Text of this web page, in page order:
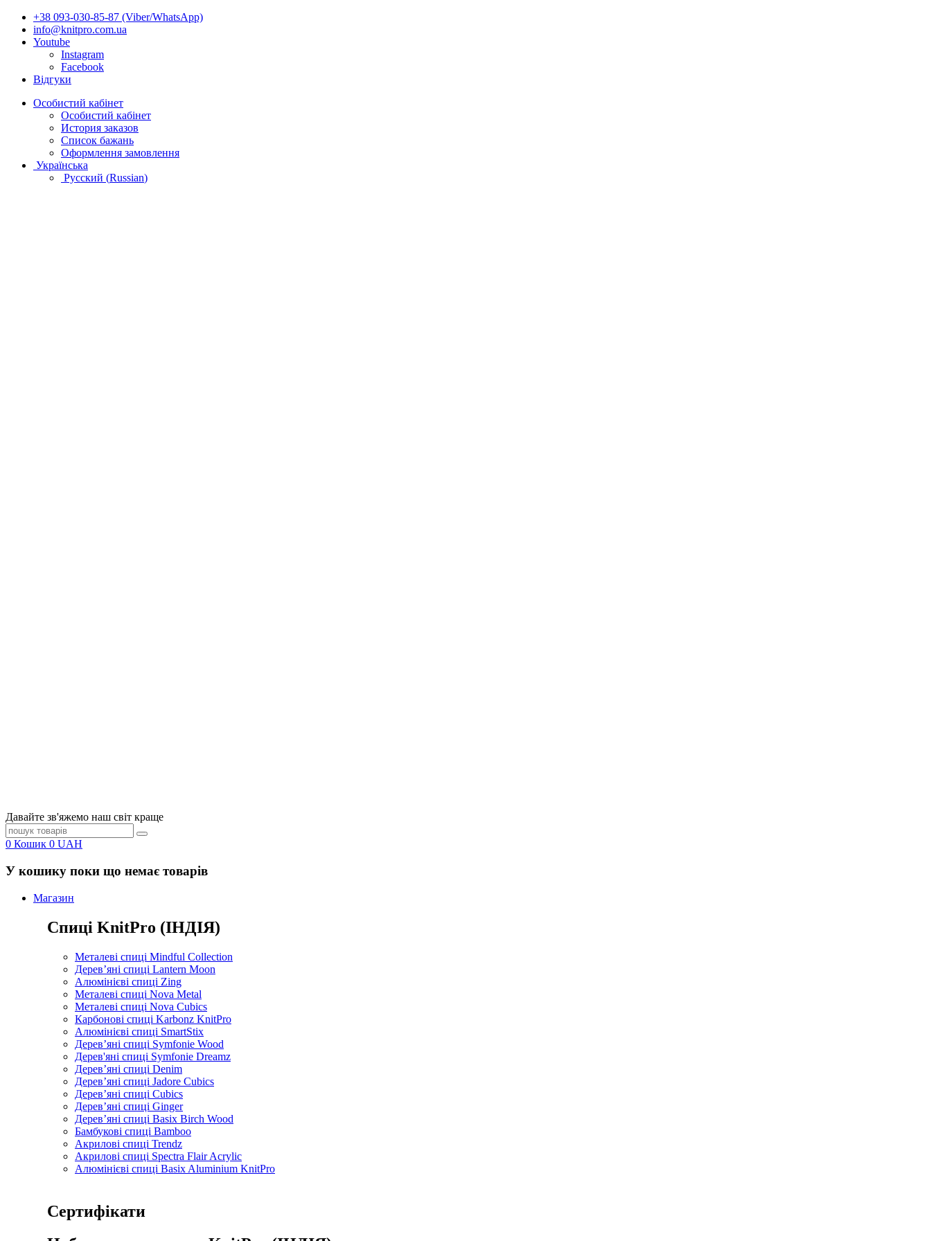
+38 093-030-85-87 (Viber/WhatsApp)
info@knitpro.com.ua
Youtube
Instagram
Facebook
Відгуки
Особистий кабінет
Особистий кабінет
История заказов
Список бажань
Оформлення замовлення
Українська
Русский (Russian)
Давайте зв'яжемо наш світ краще
0 Кошик 0 UAH
У кошику поки що немає товарів
Магазин
Спиці KnitPro (ІНДІЯ)
Металеві спиці Mindful Collection
Дерев’яні спиці Lantern Moon
Алюмінієві спиці Zing
Металеві спиці Nova Metal
Металеві спиці Nova Cubics
Карбонові спиці Karbonz KnitPro
Алюмінієві спиці SmartStix
Дерев’яні спиці Symfonie Wood
Дерев'яні спиці Symfonie Dreamz
Дерев’яні спиці Denim
Дерев’яні спиці Jadore Cubics
Дерев’яні спиці Cubics
Дерев’яні спиці Ginger
Дерев’яні спиці Basix Birch Wood
Бамбукові спиці Bamboo
Акрилові спиці Trendz
Акрилові спиці Spectra Flair Acrylic
Алюмінієві спиці Basix Aluminium KnitPro
Сертифікати